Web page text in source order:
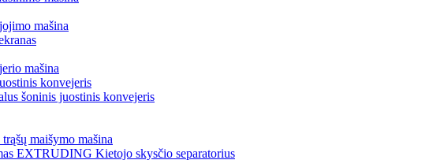
mašina
mašina
konvejeris
šoninis juostinis konvejeris
maišymo mašina
EXTRUDING Kietojo skysčio separatorius